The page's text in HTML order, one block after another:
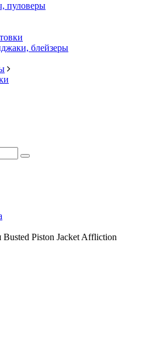
пуловеры
блейзеры
Busted Piston Jacket Affliction